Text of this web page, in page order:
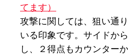
てます）
攻撃に関しては、狙い通
いる印象です。サイドか
し、２得点もカウンター